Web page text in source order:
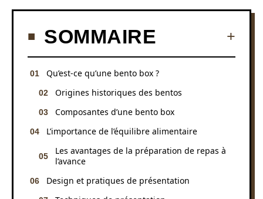
SOMMAIRE
Qu’est-ce qu’une bento box ?
Origines historiques des bentos
Composantes d’une bento box
L’importance de l’équilibre alimentaire
Les avantages de la préparation de repas à
l’avance
Design et pratiques de présentation